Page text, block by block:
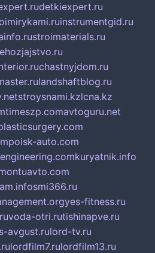
detkiexpert.ru
instrumentgid.ru
stroimaterials.ru
chastnyjdom.ru
landshaftblog.ru
stroysnami.kzlcna.kz
timeszp.comavtoguru.net
poisk-auto.com
kuryatnik.info
smi366.ru
yes-fitness.ru
voda-otri.rutishinapve.ru
avgust.rulord-tv.ru
lordfilm7.rulordfilm13.ru